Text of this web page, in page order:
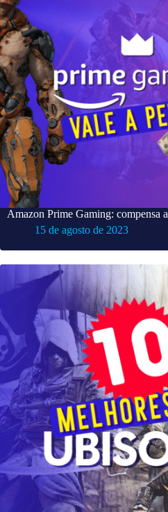
Amazon Prime Gaming: compensa
15 de agosto de 2023